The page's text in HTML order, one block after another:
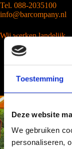
Toestemming
Deze website
We gebruiken
personaliseren,
Tel. 088-2035100
info@barcompany.nl
Wij werken landelijk